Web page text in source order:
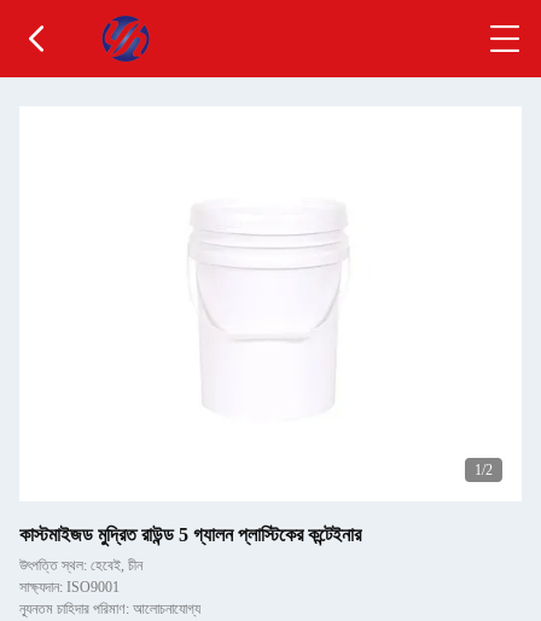
1/2
কাস্টমাইজড মুদ্রিত রাউন্ড 5 গ্যালন প্লাস্টিকের কন্টেইনার
উৎপত্তি স্থল: হেবেই, চীন
সাক্ষ্যদান: ISO9001
ন্যূনতম চাহিদার পরিমাণ: আলোচনাযোগ্য